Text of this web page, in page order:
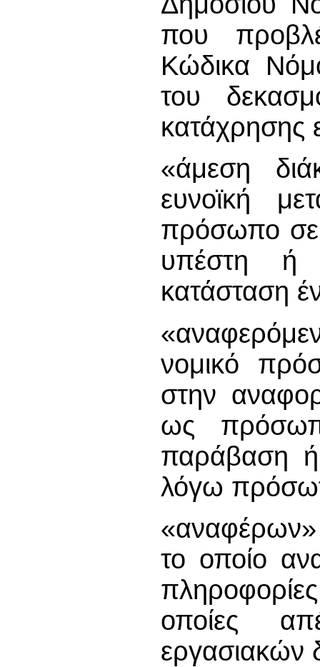
που
Κώδικα
του
κατάχρησης
«άμεση
ευνοϊκή
πρόσωπο σε
υπέστη ή
κατάσταση
νομικό
στην
ως
παράβαση ή
λόγω
το οποίο
οποίες
εργασιακών